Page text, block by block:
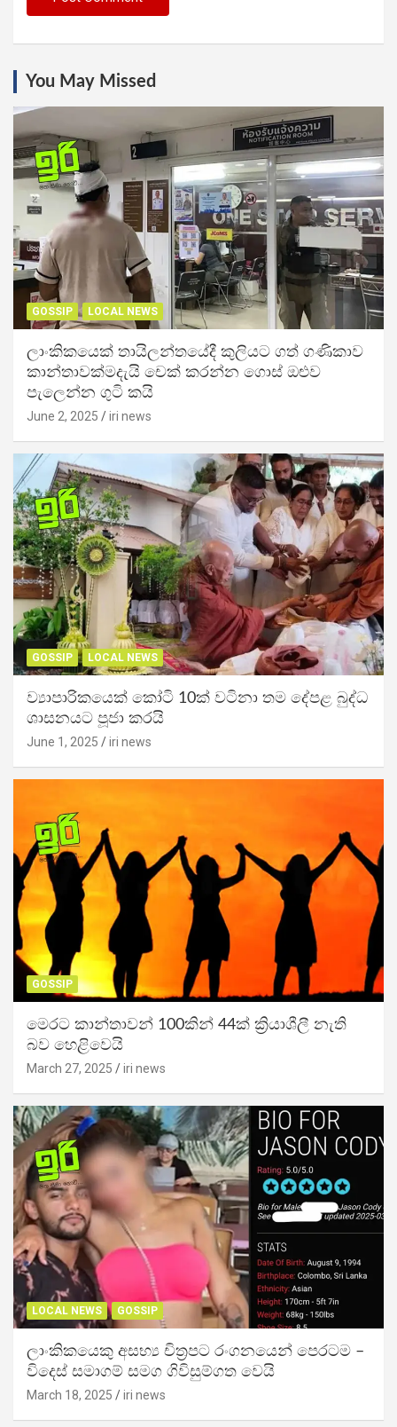
You May Missed
GOSSIP LOCAL NEWS
ලාංකිකයෙක් තායිලන්තයේදී කුලියට ගත් ගණිකාව
කාන්තාවක්මදැයි චෙක් කරන්න ගොස් ඔළුව
පැලෙන්න ගුටි කයි
June 2, 2025 iri news
GOSSIP LOCAL NEWS
ව්‍යාපාරිකයෙක් කෝටි 10ක් වටිනා තම දේපළ බුද්ධ
ශාසනයට පූජා කරයි
June 1, 2025 iri news
GOSSIP
මෙරට කාන්තාවන් 100කින් 44ක් ක්‍රියාශීලී නැති
බව හෙළිවෙයි
March 27, 2025 iri news
LOCAL NEWS GOSSIP
ලාංකිකයෙකු අසභ්‍ය චිත්‍රපට රංගනයෙන් පෙරටම –
විදෙස් සමාගම් සමග ගිවිසුම්ගත වෙයි
March 18, 2025 iri news